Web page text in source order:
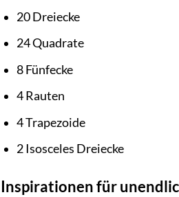
20 Dreiecke
24 Quadrate
8 Fünfecke
4 Rauten
4 Trapezoide
2 Isosceles Dreiecke
Inspirationen für